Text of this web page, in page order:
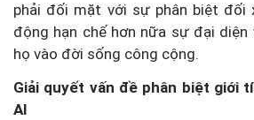
phải đối mặt với sự phân biệt đối
động hạn chế hơn nữa sự đại
họ vào đời sống công cộng.
Giải quyết vấn đề phân biệt giới
AI